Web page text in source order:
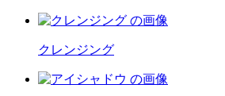
クレンジング